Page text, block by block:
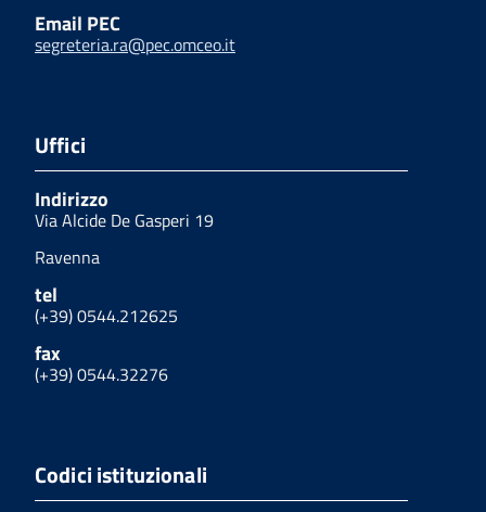
Email PEC
segreteria.ra@pec.omceo.it
Uffici
Indirizzo
Via Alcide De Gasperi 19
Ravenna
tel
(+39) 0544.212625
fax
(+39) 0544.32276
Codici istituzionali